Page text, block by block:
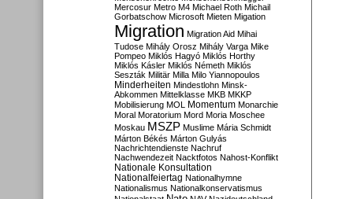
Mercosur Metro M4 Michael Roth Michail
Gorbatschow Microsoft Mieten Migation
Migration Migration Aid Mihai
Tudose Mihály Orosz Mihály Varga Mike
Pompeo Miklós Hagyó Miklós Horthy
Miklós Kásler Miklós Németh Miklós
Seszták Militär Milla Milo Yiannopoulos
Minderheiten Mindestlohn Minsk-
Abkommen Mittelklasse MKB MKKP
Mobilisierung MOL Momentum Monarchie
Moral Moratorium Mord Moria Moschee
Moskau MSZP Muslime Mária Schmidt
Márton Békés Márton Gulyás
Nachrichtendienste Nachruf
Nachwendezeit Nacktfotos Nahost-Konflikt
Nationale Konsultation
Nationalfeiertag Nationalhymne
Nationalismus Nationalkonservatismus